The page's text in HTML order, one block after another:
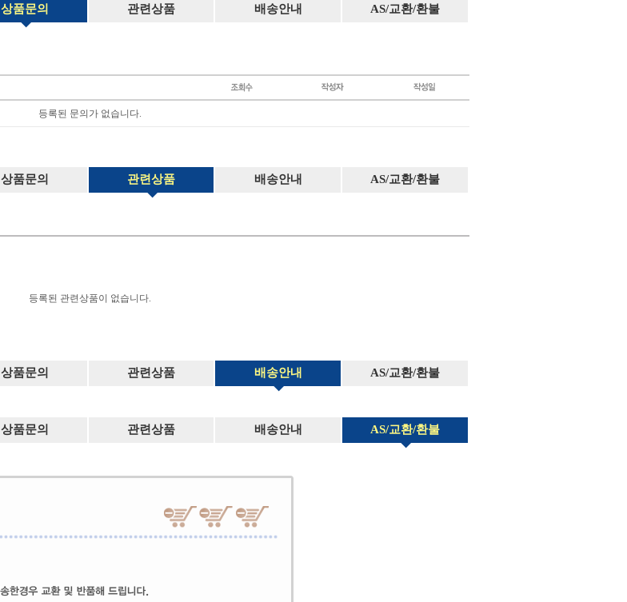
상품문의 관련상품 배송안내 AS/교환/환불
등록된 문의가 없습니다.
상품문의 관련상품 배송안내 AS/교환/환불
등록된 관련상품이 없습니다.
상품문의 관련상품 배송안내 AS/교환/환불
상품문의 관련상품 배송안내 AS/교환/환불